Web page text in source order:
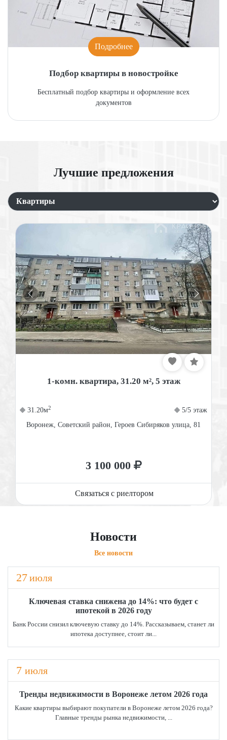
Подробнее
Подбор квартиры в новостройке
Бесплатный подбор квартиры и оформление всех
документов
Лучшие предложения
1-комн. квартира, 31.20 м², 5 этаж
31.20м2
5/5 этаж
Воронеж, Советский район, Героев Сибиряков улица, 81
3 100 000
Связаться с риелтором
Ленинский район, Ворошилова ул.,
Новоподклетное д, Рамонский район, Успенская улица, 49
Новая Усмань село, Новоусманский р-н, Зелёная улица, 5ка
Новости
Все новости
27июля
Ключевая ставка снижена до 14%: что будет с
ипотекой в 2026 году
Банк России снизил ключевую ставку до 14%. Рассказываем, станет ли
ипотека доступнее, стоит ли...
7 июля
Тренды недвижимости в Воронеже летом 2026 года
Какие квартиры выбирают покупатели в Воронеже летом 2026 года?
Главные тренды рынка недвижимости, ...